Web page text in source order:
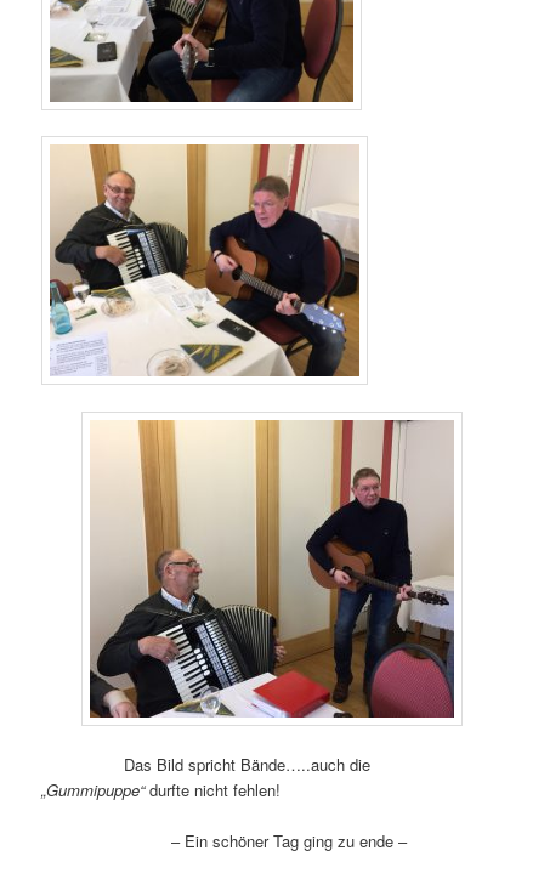
Das Bild spricht Bände…..auch die
„Gummipuppe“durfte nicht fehlen!
– Ein schöner Tag ging zu ende –